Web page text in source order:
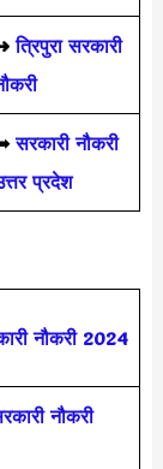
त्रिपुरा सरकारी
सरकारी नौकरी
प्रदेश
नौकरी 2024
नौकरी